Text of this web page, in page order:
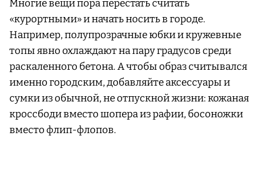
Многие вещи пора перестать считать
«курортными» и начать носить в городе.
Например, полупрозрачные юбки и кружевные
топы явно охлаждают на пару градусов среди
раскаленного бетона. А чтобы образ считывался
именно городским, добавляйте аксессуары и
сумки из обычной, не отпускной жизни: кожаная
кроссбоди вместо шопера из рафии, босоножки
вместо флип-флопов.